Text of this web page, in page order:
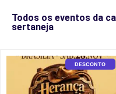
Todos os eventos da
sertaneja
DESCONTO